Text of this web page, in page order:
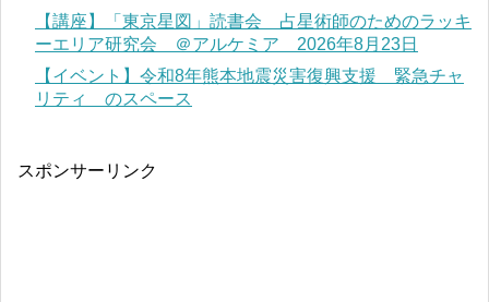
【講座】「東京星図」読書会 占星術師のためのラッキ
ーエリア研究会 ＠アルケミア 2026年8月23日
【イベント】令和8年熊本地震災害復興支援 緊急チャ
リティ のスペース
スポンサーリンク